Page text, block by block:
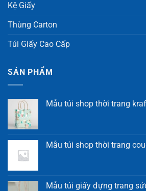
Kệ Giấy
Thùng Carton
Túi Giấy Cao Cấp
SẢN PHẨM
Mẫu túi shop thời trang
Mẫu túi shop thời trang
Mẫu túi giấy đựng trang